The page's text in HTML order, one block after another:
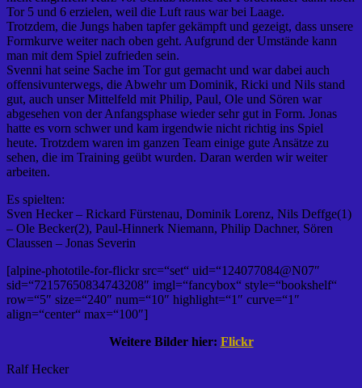
Tor 5 und 6 erzielen, weil die Luft raus war bei Laage.
Trotzdem, die Jungs haben tapfer gekämpft und gezeigt, dass unsere
Formkurve weiter nach oben geht. Aufgrund der Umstände kann
man mit dem Spiel zufrieden sein.
Svenni hat seine Sache im Tor gut gemacht und war dabei auch
offensivunterwegs, die Abwehr um Dominik, Ricki und Nils stand
gut, auch unser Mittelfeld mit Philip, Paul, Ole und Sören war
abgesehen von der Anfangsphase wieder sehr gut in Form. Jonas
hatte es vorn schwer und kam irgendwie nicht richtig ins Spiel
heute. Trotzdem waren im ganzen Team einige gute Ansätze zu
sehen, die im Training geübt wurden. Daran werden wir weiter
arbeiten.
Es spielten:
Sven Hecker – Rickard Fürstenau, Dominik Lorenz, Nils Deffge(1)
– Ole Becker(2), Paul-Hinnerk Niemann, Philip Dachner, Sören
Claussen – Jonas Severin
[alpine-phototile-for-flickr src=“set“ uid=“124077084@N07″
sid=“72157650834743208″ imgl=“fancybox“ style=“bookshelf“
row=“5″ size=“240″ num=“10″ highlight=“1″ curve=“1″
align=“center“ max=“100″]
Weitere Bilder hier: Flickr
Ralf Hecker